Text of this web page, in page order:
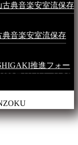
典音楽安室流保存
典音楽安室流保存
推進フォー
年4月4日 - 11:36